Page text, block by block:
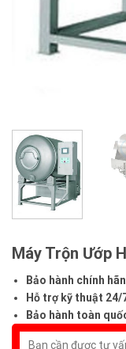
Máy Trộn Ướp
Bảo hành chính
Hỗ trợ kỹ thuật 24/
Bảo hành toàn